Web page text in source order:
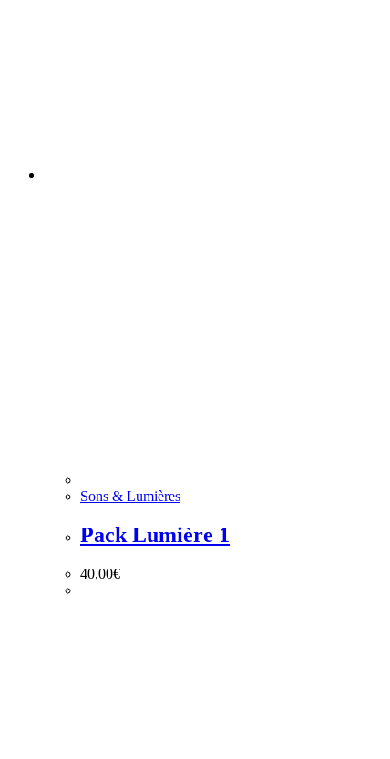
Sons & Lumières
Pack Lumière 1
40,00€